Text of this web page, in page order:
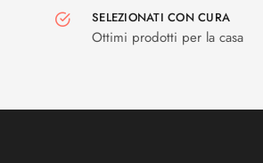
SELEZIONATI CON CURA
Ottimi prodotti per la casa